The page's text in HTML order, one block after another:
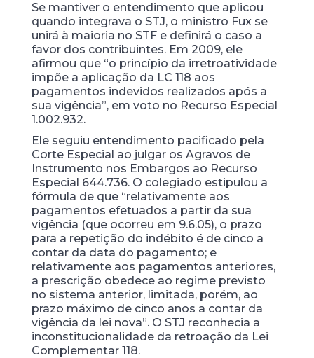
Se mantiver o entendimento que aplicou
quando integrava o STJ, o ministro Fux se
unirá à maioria no STF e definirá o caso a
favor dos contribuintes. Em 2009, ele
afirmou que “o princípio da irretroatividade
impõe a aplicação da LC 118 aos
pagamentos indevidos realizados após a
sua vigência”, em voto no Recurso Especial
1.002.932.
Ele seguiu entendimento pacificado pela
Corte Especial ao julgar os Agravos de
Instrumento nos Embargos ao Recurso
Especial 644.736. O colegiado estipulou a
fórmula de que “relativamente aos
pagamentos efetuados a partir da sua
vigência (que ocorreu em 9.6.05), o prazo
para a repetição do indébito é de cinco a
contar da data do pagamento; e
relativamente aos pagamentos anteriores,
a prescrição obedece ao regime previsto
no sistema anterior, limitada, porém, ao
prazo máximo de cinco anos a contar da
vigência da lei nova”. O STJ reconhecia a
inconstitucionalidade da retroação da Lei
Complementar 118.